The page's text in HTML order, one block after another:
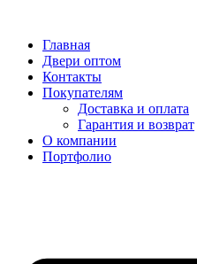
содержимому
Главная
Двери оптом
Контакты
Покупателям
Доставка и оплата
Гарантия и возврат
О компании
Портфолио